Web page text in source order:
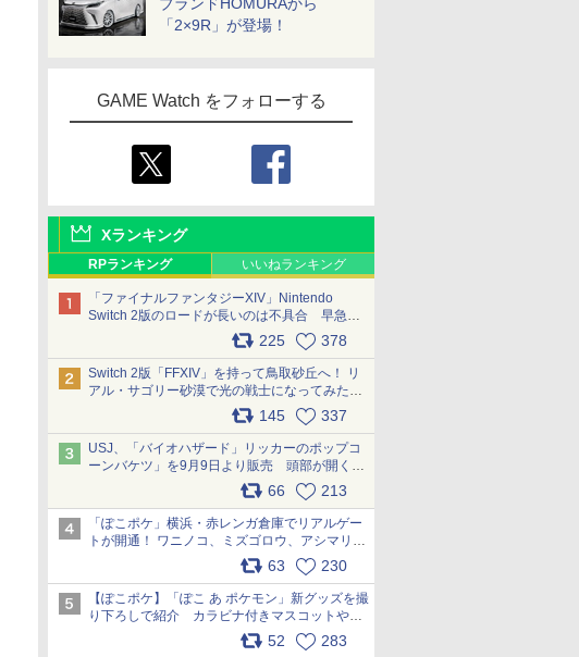
「2×9R」が登場！
GAME Watch をフォローする
Xランキング
RPランキング いいねランキング
「ファイナルファンタジーXIV」Nintendo
Switch 2版のロードが長いのは不具合 早急に
アップデートできるよう対応中225 378
Switch 2版「FFXIV」を持って鳥取砂丘へ！ リ
アル・サゴリー砂漠で光の戦士になってみた
145 337
USJ、「バイオハザード」リッカーのポップコ
ーンバケツ」を9月9日より販売 頭部が開く仕
組み。味は恐怖を堪のう「味噌フレーバー」
66 213
「ぽこポケ」横浜・赤レンガ倉庫でリアルゲー
トが開通！ ワニノコ、ミズゴロウ、アシマリ登
場シーンをレポート pic.x.com/LDgEByVl6D
63 230
【ぽこポケ】「ぽこ あ ポケモン」新グッズを撮
り下ろしで紹介 カラビナ付きマスコットやス
52 283